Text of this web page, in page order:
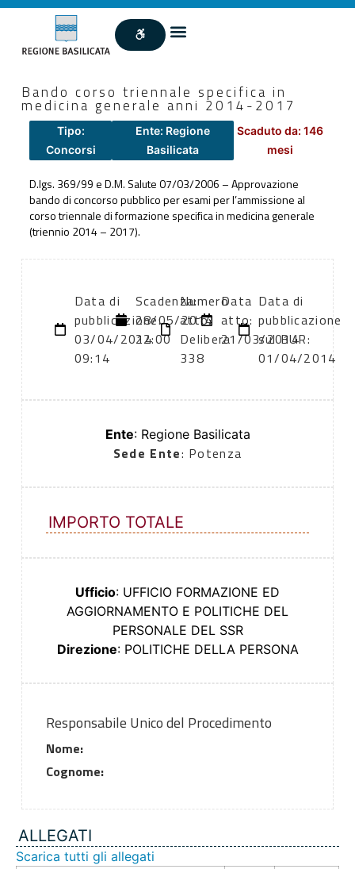
Bando corso triennale specifica in
medicina generale anni 2014-2017
Tipo:
Concorsi
Ente: Regione
Basilicata
Scaduto da: 146
mesi
D.lgs. 369/99 e D.M. Salute 07/03/2006 – Approvazione
bando di concorso pubblico per esami per l’ammissione al
corso triennale di formazione specifica in medicina generale
(triennio 2014 – 2017).
Data di
pubblicazione:
03/04/2014
09:14
Scadenza:
28/05/2014
22:00
Numero
atto:
Delibera
338
Data
atto:
21/03/2014
Data di
pubblicazione
sul BUR:
01/04/2014
Ente: Regione Basilicata
Sede Ente: Potenza
IMPORTO TOTALE
Ufficio: UFFICIO FORMAZIONE ED
AGGIORNAMENTO E POLITICHE DEL
PERSONALE DEL SSR
Direzione: POLITICHE DELLA PERSONA
Responsabile Unico del Procedimento
Nome:
Cognome:
ALLEGATI
Scarica tutti gli allegati